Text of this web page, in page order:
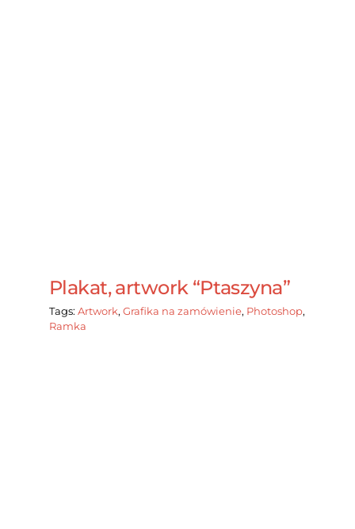
Plakat, artwork “Ptaszyna”
Tags: Artwork, Grafika na zamówienie, Photoshop,
Ramka